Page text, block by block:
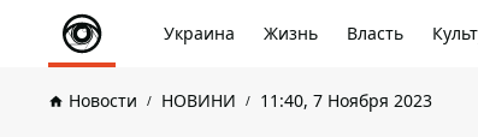
Украина Жизнь Власть
Новости НОВИНИ 11:40, 7 Ноября 2023